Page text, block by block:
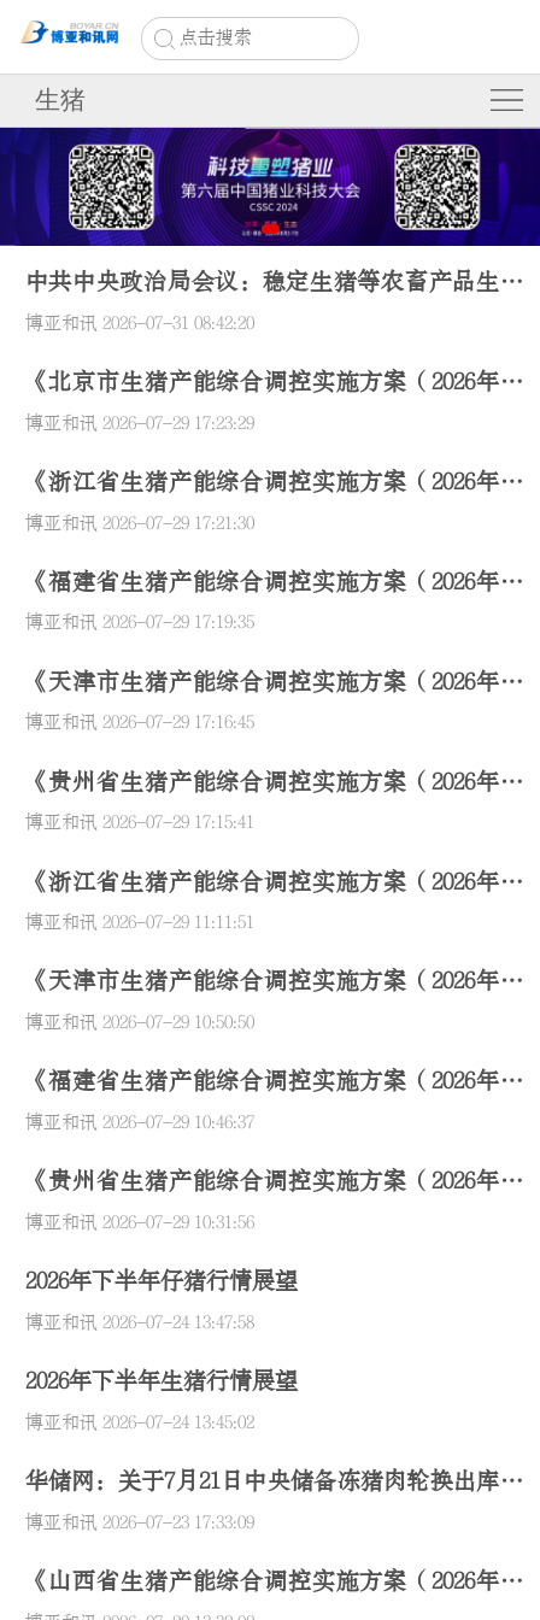
点击搜索
生猪
中共中央政治局会议：稳定生猪等农畜产品生产
和价格
博亚和讯 2026-07-31 08:42:20
《北京市生猪产能综合调控实施方案（2026年修
订）》政策解读
博亚和讯 2026-07-29 17:23:29
《浙江省生猪产能综合调控实施方案（2026年修
订）》政策解读
博亚和讯 2026-07-29 17:21:30
《福建省生猪产能综合调控实施方案（2026年修
订）》政策解读
博亚和讯 2026-07-29 17:19:35
《天津市生猪产能综合调控实施方案（2026年修
订）》的政策解读
博亚和讯 2026-07-29 17:16:45
《贵州省生猪产能综合调控实施方案（2026年修
订）》政策解读
博亚和讯 2026-07-29 17:15:41
《浙江省生猪产能综合调控实施方案（2026年修
订）》
博亚和讯 2026-07-29 11:11:51
《天津市生猪产能综合调控实施方案（2026年修
订）》
博亚和讯 2026-07-29 10:50:50
《福建省生猪产能综合调控实施方案（2026年修
订）》
博亚和讯 2026-07-29 10:46:37
《贵州省生猪产能综合调控实施方案（2026年修
订）》
博亚和讯 2026-07-29 10:31:56
2026年下半年仔猪行情展望
博亚和讯 2026-07-24 13:47:58
2026年下半年生猪行情展望
博亚和讯 2026-07-24 13:45:02
华储网：关于7月21日中央储备冻猪肉轮换出库未
成交标的再次出库
博亚和讯 2026-07-23 17:33:09
《山西省生猪产能综合调控实施方案（2026年修
订）》